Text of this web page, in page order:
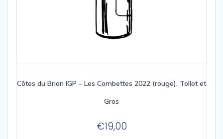
Côtes du Brian IGP – Les Combettes 2022 (rouge), Tollot et
Gros
€19,00